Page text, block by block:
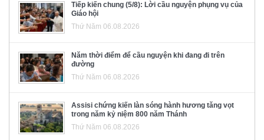
Tiếp kiến chung (5/8): Lời cầu nguyện phụng vụ của
Giáo hội
Thứ Năm 06.08.2026
Năm thời điểm để cầu nguyện khi đang đi trên
đường
Thứ Năm 06.08.2026
Assisi chứng kiến làn sóng hành hương tăng vọt
trong năm kỷ niệm 800 năm Thánh
Thứ Năm 06.08.2026